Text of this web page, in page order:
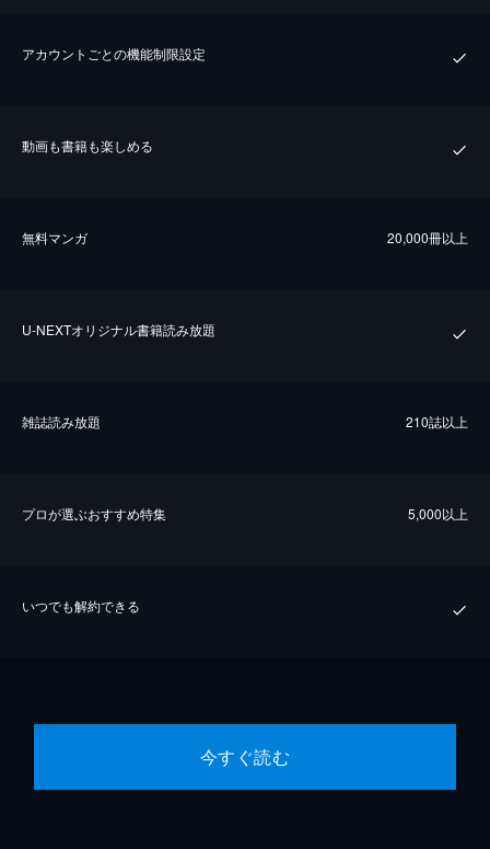
アカウントごとの機能制限設定
動画も書籍も楽しめる
無料マンガ 20,000冊以上
U-NEXTオリジナル書籍読み放題
雑誌読み放題 210誌以上
プロが選ぶおすすめ特集 5,000以上
いつでも解約できる
今すぐ読む